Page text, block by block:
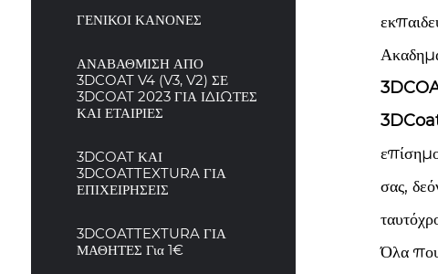
ΓΕΝΙΚΟΙ ΚΑΝΟΝΕΣ
ΑΝΑΒΑΘΜΙΣΗ ΑΠΟ
3DCOAT V4 (V3, V2) ΣΕ
3DCOAT 2023 ΓΙΑ ΙΔΙΩΤΕΣ
ΚΑΙ ΕΤΑΙΡΙΕΣ
3DCOAT ΚΑΙ
3DCOATTEXTURA ΓΙΑ
ΕΠΙΧΕΙΡΗΣΕΙΣ
3DCOATTEXTURA ΓΙΑ
ΜΑΘΗΤΕΣ Για 1€
σας,
Όλα που